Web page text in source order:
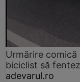
Urmărire comică
biciclist să
adevarul.ro